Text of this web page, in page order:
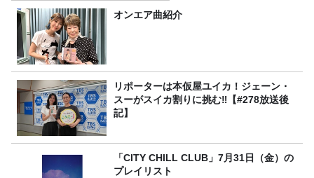
オンエア曲紹介
リポーターは本仮屋ユイカ！ジェーン・
スーがスイカ割りに挑む‼【#278放送後
記】
「CITY CHILL CLUB」7月31日（金）の
プレイリスト